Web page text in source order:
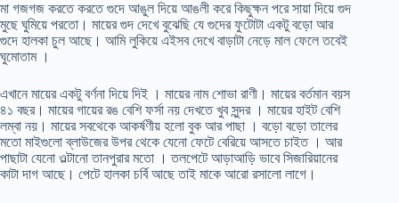
মা গজগজ করতে করতে গুদে আঙুল দিয়ে আঙলী করে কিছুক্ষন পরে সায়া দিয়ে গুদ
মুছে ঘুমিয়ে পরতো। মায়ের গুদ দেখে বুঝেছি যে গুদের ফুটোটা একটু বড়ো আর
গুদে হালকা চুল আছে। আমি লুকিয়ে এইসব দেখে বাড়াটা নেড়ে মাল ফেলে তবেই
ঘুমোতাম ।
এখানে মায়ের একটু বর্ণনা দিয়ে দিই । মায়ের নাম শোভা রাণী। মায়ের বর্তমান বয়স
৪১ বছর। মায়ের গায়ের রঙ বেশি ফর্সা নয় দেখতে খুব সুন্দর । মায়ের হাইট বেশি
লম্বা নয়। মায়ের সবথেকে আকর্ষণীয় হলো বুক আর পাছা । বড়ো বড়ো তালের
মতো মাইগুলো ব্লাউজের উপর থেকে যেনো ফেটে বেরিয়ে আসতে চাইত । আর
পাছাটা যেনো ওল্টানো তানপুরার মতো । তলপেটে আড়াআড়ি ভাবে সিজারিয়ানের
কাটা দাগ আছে। পেটে হালকা চর্বি আছে তাই মাকে আরো রসালো লাগে।